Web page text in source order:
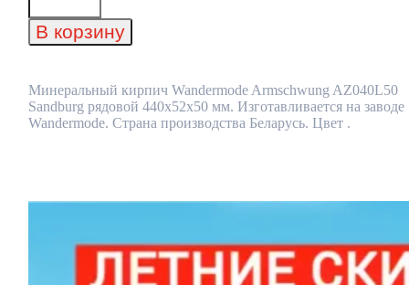
кирпич
Wandermode
Sandburg
рядовой
440x52x50
В корзину
Минеральный кирпич Wandermode Armschwung AZ040L50
Sandburg рядовой 440x52x50 мм. Изготавливается на заводе
Wandermode. Страна производства Беларусь. Цвет .